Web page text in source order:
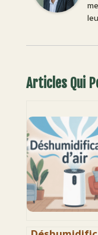
Articles Qui